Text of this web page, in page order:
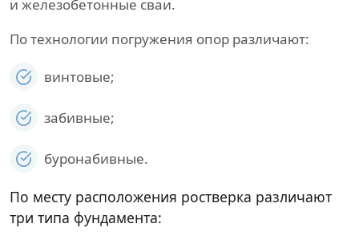
и железобетонные сваи.
По технологии погружения опор различают:
винтовые;
забивные;
буронабивные.
По месту расположения ростверка различают
три типа фундамента: